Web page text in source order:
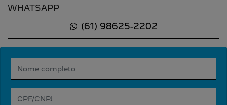
WHATSAPP
(61) 98625-2202